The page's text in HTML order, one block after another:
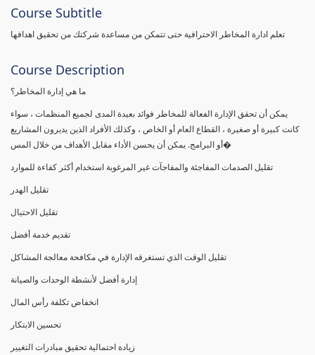
Course Subtitle
تعلم ادارة المخاطر الاحترافية حتى تتمكن من مساعدة شركتك من تحقيق اهدافها
Course Description
ما هي إدارة المخاطر؟
يمكن أن تحقق الإدارة الفعالة للمخاطر فوائد بعيدة المدى لجميع المنظمات ، سواء
كانت كبيرة أو صغيرة ، القطاع العام أو الخاص ، وكذلك الأفراد الذين يديرون المشاريع
أو البرامج. يمكن أن يحسن الأداء مقابل الأهداف من خلال المس�
تقليل الصدمات المفاجئة والمفاجآت غير المرغوبة استخدام أكثر كفاءة للموارد
تقليل الهدر
تقليل الاحتيال
تقديم خدمة أفضل
تقليل الوقت الذي تستغرقه الإدارة في مكافحة معالجة المشاكل
إدارة أفضل لأنشطة الوحدات والصيانة
انخفاض تكلفة رأس المال
تحسين الابتكار
زيادة احتمالية تحقيق مبادرات التغيير